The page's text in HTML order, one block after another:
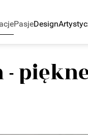
PasjeDesign
-